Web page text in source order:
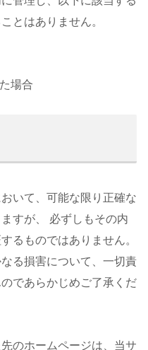
とはありません。
場合
いて、可能な限り正確な
すが、 必ずしもその内
るものではありません。
る損害について、一切責
であらかじめご了承くだ
のホームページは、当サ